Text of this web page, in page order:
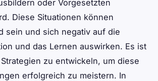
oder Vorgesetzten
Diese Situationen können
sein und sich negativ auf die
und das Lernen auswirken. Es ist
zu entwickeln, um diese
erfolgreich zu meistern. In